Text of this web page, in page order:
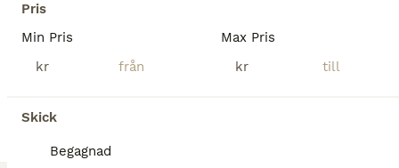
Pris
Min Pris
kr
Max Pris
kr
Skick
Begagnad
Stenungsön
Begagnad300 kr